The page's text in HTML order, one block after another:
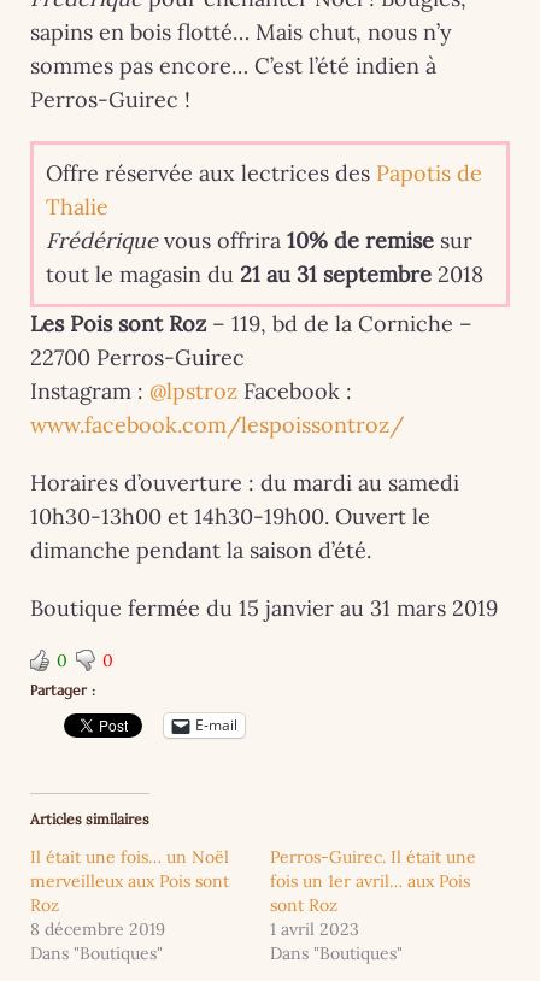
sapins en bois flotté… Mais chut, nous n’y
sommes pas encore… C’est l’été indien à
Perros-Guirec !
Offre réservée aux lectrices des Papotis de
Thalie
Frédériquevous offrira 10% de remise sur
tout le magasin du 21 au 31 septembre 2018
Les Pois sont Roz– 119, bd de la Corniche –
22700 Perros-Guirec
Instagram : @lpstroz Facebook :
www.facebook.com/lespoissontroz/
Horaires d’ouverture : du mardi au samedi
10h30-13h00 et 14h30-19h00. Ouvert le
dimanche pendant la saison d’été.
Boutique fermée du 15 janvier au 31 mars 2019
0 0
Partager :
E-mail
Articles similaires
Il était une fois… un Noël
merveilleux aux Pois sont
Roz
8 décembre 2019
Dans "Boutiques"
Perros-Guirec. Il était une
fois un 1er avril… aux Pois
sont Roz
1 avril 2023
Dans "Boutiques"